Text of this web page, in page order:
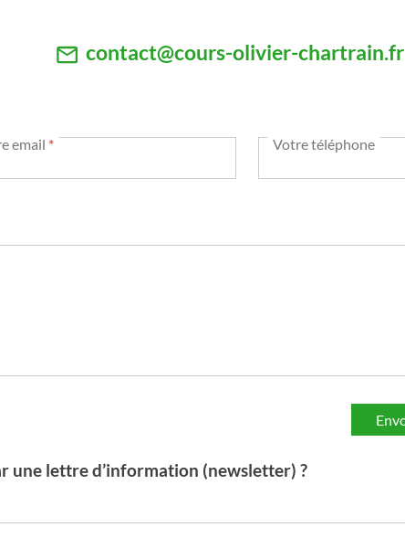
contact@cours-olivier-chartrain.fr
email * Votre téléphone
une lettre d’information (newsletter) ?